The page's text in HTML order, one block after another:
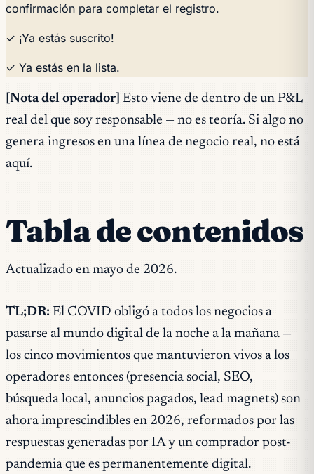
confirmación para completar el registro.
✓ ¡Ya estás suscrito!
✓ Ya estás en la lista.
[Nota del operador] Esto viene de dentro de un P&L
real del que soy responsable — no es teoría. Si algo no
genera ingresos en una línea de negocio real, no está
aquí.
Tabla de contenidos
Actualizado en mayo de 2026.
TL;DR: El COVID obligó a todos los negocios a
pasarse al mundo digital de la noche a la mañana —
los cinco movimientos que mantuvieron vivos a los
operadores entonces (presencia social, SEO,
búsqueda local, anuncios pagados, lead magnets) son
ahora imprescindibles en 2026, reformados por las
respuestas generadas por IA y un comprador post-
pandemia que es permanentemente digital.